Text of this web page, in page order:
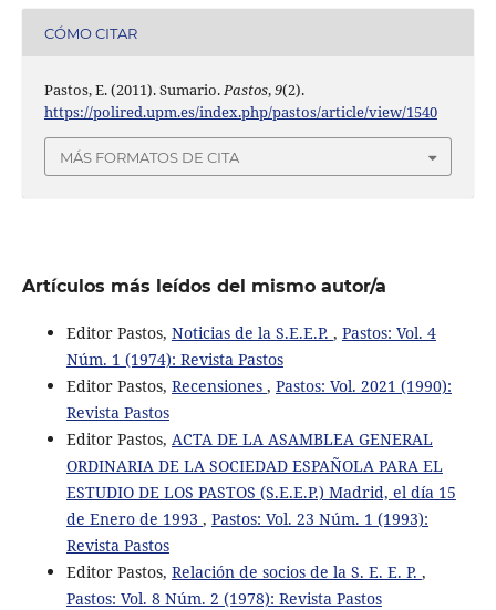
CÓMO CITAR
Pastos, E. (2011). Sumario.Pastos,9(2).
https://polired.upm.es/index.php/pastos/article/view/1540
MÁS FORMATOS DE CITA
Artículos más leídos del mismo autor/a
Editor Pastos, Noticias de la S.E.E.P. , Pastos: Vol. 4
Núm. 1 (1974): Revista Pastos
Editor Pastos, Recensiones , Pastos: Vol. 2021 (1990):
Revista Pastos
Editor Pastos, ACTA DE LA ASAMBLEA GENERAL
ORDINARIA DE LA SOCIEDAD ESPAÑOLA PARA EL
ESTUDIO DE LOS PASTOS (S.E.E.P.) Madrid, el día 15
de Enero de 1993 , Pastos: Vol. 23 Núm. 1 (1993):
Revista Pastos
Editor Pastos, Relación de socios de la S. E. E. P. ,
Pastos: Vol. 8 Núm. 2 (1978): Revista Pastos